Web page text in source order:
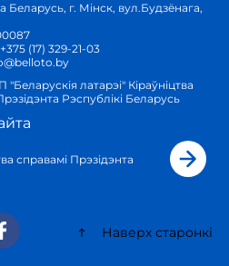
Беларусь, г. Мінск, вул.Будзёнага,
+375 (17) 329-21-03
латарэі" Кіраўніцтва
Рэспублікі Беларусь
справамі Прэзідэнта
Наверх старонкі